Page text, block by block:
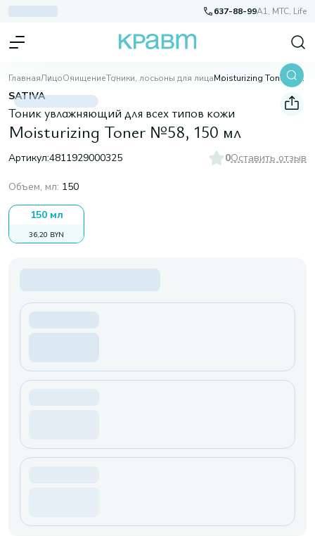
637-88-99A1, МТС, Life
ГлавнаяЛицоОчищениеТоники, лосьоны для лица Moisturizing Toner №58, 150 мл
SATIVA
Тоник увлажняющий для всех типов кожи
Moisturizing Toner №58, 150 мл
Артикул:4811929000325 0Оставить отзыв
Объем, мл: 150
150 мл
36,20 BYN